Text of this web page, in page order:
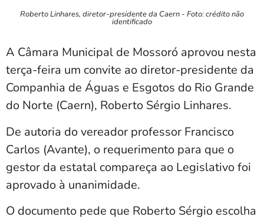
Roberto Linhares, diretor-presidente da Caern - Foto: crédito não
identificado
A Câmara Municipal de Mossoró aprovou nesta
terça-feira um convite ao diretor-presidente da
Companhia de Águas e Esgotos do Rio Grande
do Norte (Caern), Roberto Sérgio Linhares.
De autoria do vereador professor Francisco
Carlos (Avante), o requerimento para que o
gestor da estatal compareça ao Legislativo foi
aprovado à unanimidade.
O documento pede que Roberto Sérgio escolha